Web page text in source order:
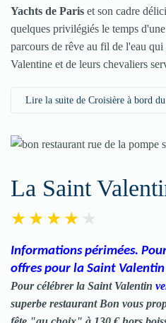
Yachts de Paris et son cadre
quelques privilégiés le temps
parcours de rêve au fil de l'eau
Valentine et de leurs chevaliers
Lire la suite de Croisière à bord
La Saint
Informations périmées.
offres pour la Saint Valentin
Pour célébrer la Saint Valentin
superbe restaurant Bon vous